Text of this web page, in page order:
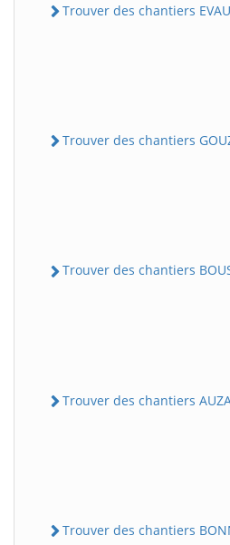
Trouver des chantiers
Trouver des chantiers
Trouver des chantiers
Trouver des chantiers
Trouver des chantiers